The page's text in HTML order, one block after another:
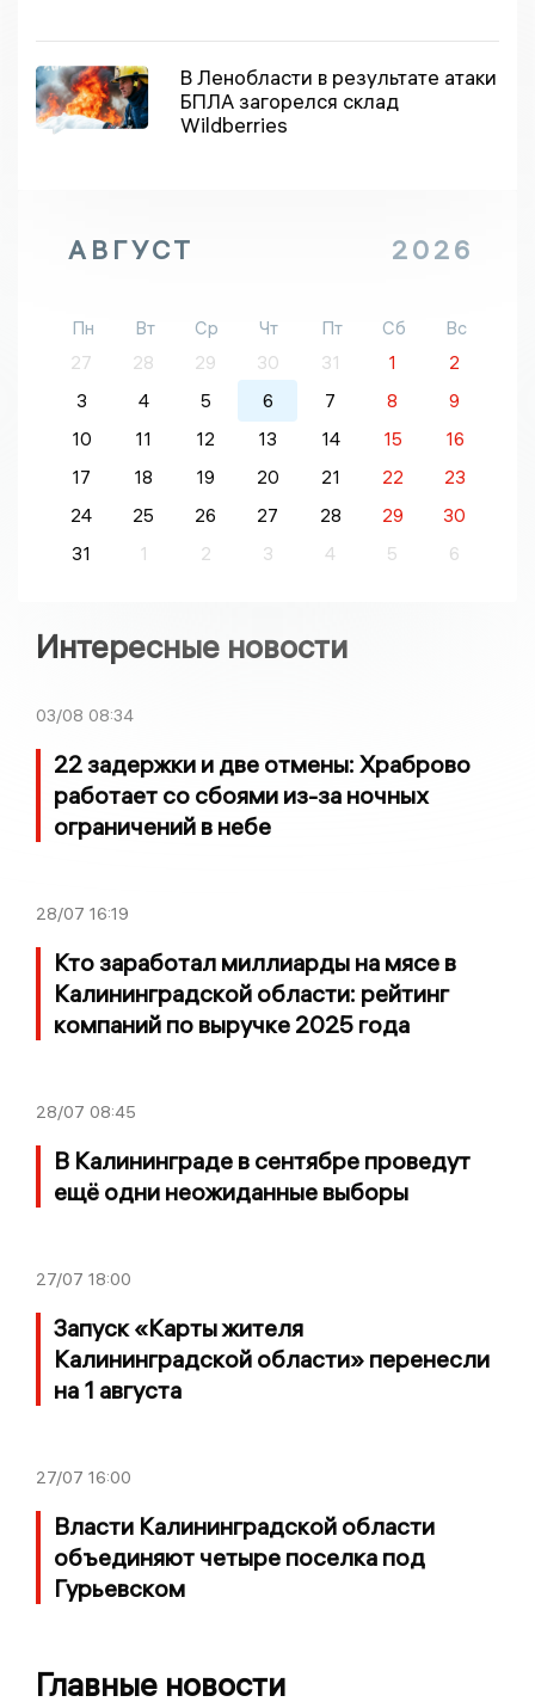
В Ленобласти в результате атаки
БПЛА загорелся склад
Wildberries
АВГУСТ 2026
Пн Вт Ср Чт Пт Сб
Вс
27
28 29 30 31 1
2
3
4 5 6 7 8
9
10
11 12 13 14 15
16
17
18 19 20 21 22
23
24
25 26 27 28 29
30
31
1 2 3 4 5 6
Интересные новости
03/08 08:34
22 задержки и две отмены: Храброво
работает со сбоями из-за ночных
ограничений в небе
28/07 16:19
Кто заработал миллиарды на мясе в
Калининградской области: рейтинг
компаний по выручке 2025 года
28/07 08:45
В Калининграде в сентябре проведут
ещё одни неожиданные выборы
27/07 18:00
Запуск «Карты жителя
Калининградской области» перенесли
на 1 августа
27/07 16:00
Власти Калининградской области
объединяют четыре поселка под
Гурьевском
Главные новости